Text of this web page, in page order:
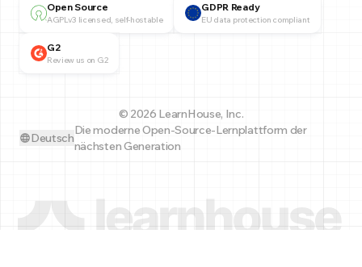
Open Source
AGPLv3 licensed, self-hostable
GDPR Ready
EU data protection compliant
G2
Review us on G2
© 2026 LearnHouse, Inc.
Deutsch
Die moderne Open-Source-Lernplattform der
nächsten Generation